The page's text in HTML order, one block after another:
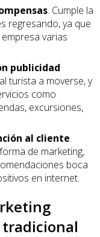
. Cumple la
regresando, ya que
varias
publicidad
turista a moverse, y
como
excursiones,
al cliente.
de marketing,
boca
en internet.